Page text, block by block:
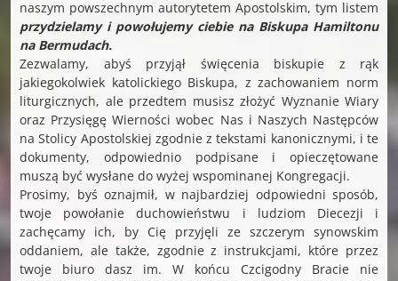
naszym powszechnym autorytetem Apostolskim, tym listem
przydzielamy i powołujemy ciebie na Biskupa Hamiltonu
na Bermudach.
Zezwalamy, abyś przyjął święcenia biskupie z rąk
jakiegokolwiek katolickiego Biskupa, z zachowaniem norm
liturgicznych, ale przedtem musisz złożyć Wyznanie Wiary
oraz Przysięgę Wierności wobec Nas i Naszych Następców
na Stolicy Apostolskiej zgodnie z tekstami kanonicznymi, i te
dokumenty, odpowiednio podpisane i opieczętowane
muszą być wysłane do wyżej wspominanej Kongregacji.
Prosimy, byś oznajmił, w najbardziej odpowiedni sposób,
twoje powołanie duchowieństwu i ludziom Diecezji i
zachęcamy ich, by Cię przyjęli ze szczerym synowskim
oddaniem, ale także, zgodnie z instrukcjami, które przez
twoje biuro dasz im. W końcu Czcigodny Bracie nie